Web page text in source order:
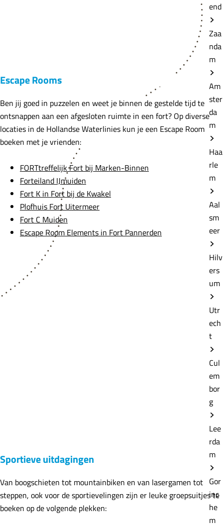
end
Zaa
nda
m
Am
ster
da
m
Haa
rle
m
Aal
sm
eer
Hilv
ers
um
Utr
ech
t
Cul
em
bor
g
Lee
rda
m
Gor
inc
he
m
Escape Rooms
Ben jij goed in puzzelen en weet je binnen de gestelde tijd te
ontsnappen aan een afgesloten ruimte in een fort? Op diverse
locaties in de Hollandse Waterlinies kun je een Escape Room
boeken met je vrienden:
FORTtreffelijk Fort bij Marken-Binnen
Forteiland IJmuiden
Fort K in Fort bij de Kwakel
Plofhuis Fort Uitermeer
Fort C Muiden
Escape Room Elements in Fort Pannerden
Sportieve uitdagingen
Van boogschieten tot mountainbiken en van lasergamen tot
steppen, ook voor de sportievelingen zijn er leuke groepsuitjes te
boeken op de volgende plekken: